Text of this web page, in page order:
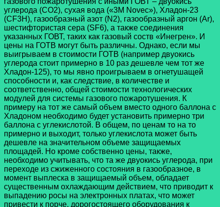
углерода (СО2), сухая вода («3М Novec»), Хладон-23
(CF3H), газообразный азот (N2), газообразный аргон (Ar),
шестифтористая сера (SF6), а также соединения
указанных ГОВТ, таких как газовый соств «Инегрен». И
цены на ГОТВ могут быть различны. Однако, если мы
выигрываем в стоимости ГОТВ (например двуокись
углерода стоит примерно в 10 раз дешевле чем тот же
Хладон-125), то мы явно проигрываем в огнетушащей
способности и, как следствие, в количестве и
соответственно, общей стоимости технологических
модулей для системы газового пожаротушения. К
примеру на тот же самый объем вместо одного баллона с
Хладоном необходимо будет установить примерно три
баллона с углекислотой. В общем, по ценам то на то
примерно и выходит, только углекислота может быть
дешевле на значительном объеме защищаемых
площадей. Но кроме собственно цены, также,
необходимо учитывать, что та же двуокись углерода, при
переходе из сжиженного состояния в газообразное, в
момент выплеска в защищаемый объем, обладает
существенным охлаждающим действием, что приводит к
выпадению росы на электронных платах, что может
привести к порче, дорогостоящего оборудования к